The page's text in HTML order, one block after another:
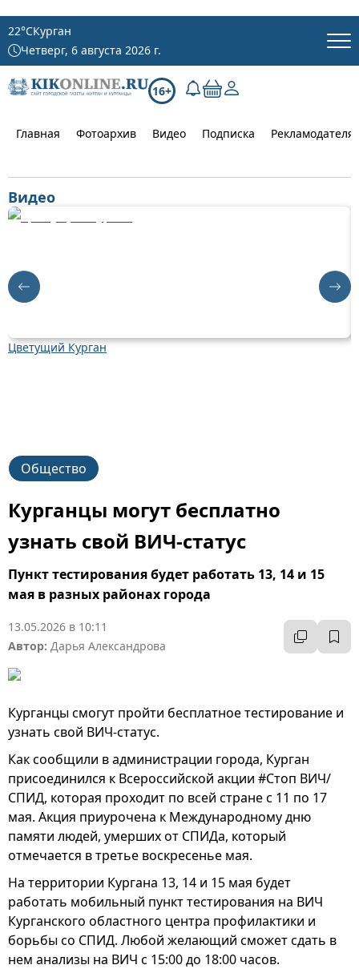
22°CКурган
Четверг, 6 августа 2026 г.
16+
Главная Фотоархив Видео Подписка
Видео
Цветущий Курган
Общество
Курганцы могут бесплатно
узнать свой ВИЧ-статус
Пункт тестирования будет работать 13, 14 и 15
мая в разных районах города
13.05.2026 в 10:11
Автор: Дарья Александрова
Курганцы смогут пройти бесплатное тестирование и
узнать свой ВИЧ-статус.
Как сообщили в администрации города, Курган
присоединился к Всероссийской акции #Стоп ВИЧ/
СПИД, которая проходит по всей стране с 11 по 17
мая. Акция приурочена к Международному дню
памяти людей, умерших от СПИДа, который
отмечается в третье воскресенье мая.
На территории Кургана 13, 14 и 15 мая будет
работать мобильный пункт тестирования на ВИЧ
Курганского областного центра профилактики и
борьбы со СПИД. Любой желающий сможет сдать в
нем анализы на ВИЧ с 15:00 до 18:00 часов.